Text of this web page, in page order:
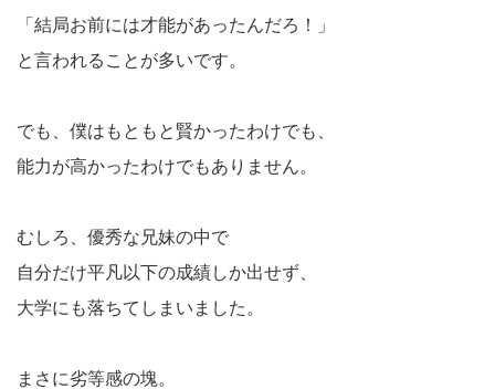
「結局お前には才能があったんだろ！」
と言われることが多いです。
でも、僕はもともと賢かったわけでも、
能力が高かったわけでもありません。
むしろ、優秀な兄妹の中で
自分だけ平凡以下の成績しか出せず、
大学にも落ちてしまいました。
まさに劣等感の塊。